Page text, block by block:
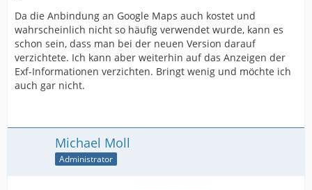
Da die Anbindung an Google Maps auch kostet und
wahrscheinlich nicht so häufig verwendet wurde, kann es
schon sein, dass man bei der neuen Version darauf
verzichtete. Ich kann aber weiterhin auf das Anzeigen der
Exf-Informationen verzichten. Bringt wenig und möchte ich
auch gar nicht.
Michael Moll
Administrator